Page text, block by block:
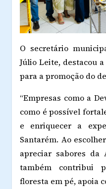
O secretário
Júlio Leite, destacou
para a promoção do
“Empresas como a
como é possível
e enriquecer a
Santarém. Ao
apreciar sabores da
também contribui
floresta em pé, apoia